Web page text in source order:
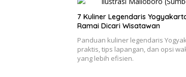
7 Kuliner Legendaris
Ramai Dicari Wisatawan
Panduan kuliner legendaris
praktis, tips lapangan, dan opsi
yang lebih efisien.